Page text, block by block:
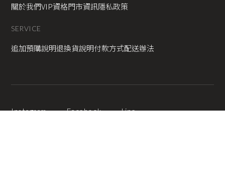
關於我們VIP資格門市資訊隱私政策
SERVICE
追加預購說明退換貨說明付款方式配送辦法
Instagram Facebook Line